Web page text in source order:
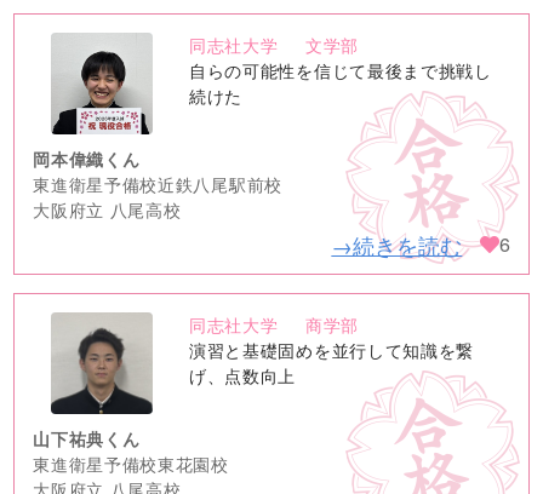
no
image
同志社大学
文学部
自らの可能性を信じて最後まで挑戦し
続けた
岡本偉織くん
東進衛星予備校近鉄八尾駅前校
大阪府立 八尾高校
→続きを読む 6
no
image
同志社大学
商学部
演習と基礎固めを並行して知識を繋
げ、点数向上
山下祐典くん
東進衛星予備校東花園校